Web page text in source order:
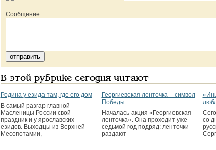
Сообщение:
В этой рубрике сегодня читают
Родина у езида там, где его дом
В самый разгар главной
Масленицы России свой
праздник и у ярославских
езидов. Выходцы из Верхней
Месопотамии,
Георгиевская ленточка – символ
Победы
Началась акция «Георгиевская
ленточка». Она проходит уже
седьмой год подряд: ленточки
раздают
со